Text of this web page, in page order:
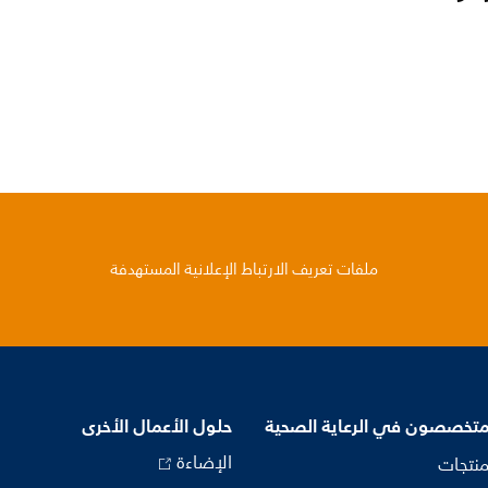
ملفات تعريف الارتباط الإعلانية المستهدفة
في الرعاية الصحية حلول الأعمال الأخرى
الإضاءة